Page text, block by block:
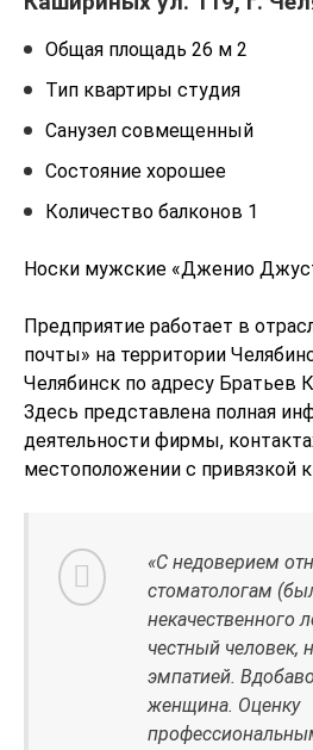
Общая площадь 26 м 2
Тип квартиры студия
Санузел совмещенный
Состояние хорошее
Количество балконов 1
Носки мужские «Дженио
Предприятие работает в
почты» на территории
Челябинск по адресу Братьев
Здесь представлена полная
деятельности фирмы,
местоположении с привязкой к
«С недоверием
стоматологам
некачественного
честный человек,
эмпатией.
женщина. Оценку